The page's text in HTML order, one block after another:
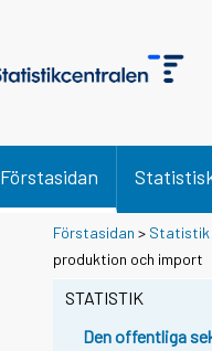
Förstasidan
Förstasidan > Statistik
produktion och import
STATISTIK
Den offentliga